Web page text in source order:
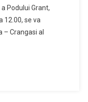
Podului Grant,
12.00, se va
Crangasi al